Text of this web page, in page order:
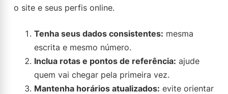
o site e seus perfis online.
Tenha seus dados consistentes: mesma
escrita e mesmo número.
Inclua rotas e pontos de referência: ajude
quem vai chegar pela primeira vez.
Mantenha horários atualizados: evite orientar